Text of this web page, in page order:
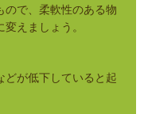
ので、柔軟性のある物
えましょう。
どが低下していると起